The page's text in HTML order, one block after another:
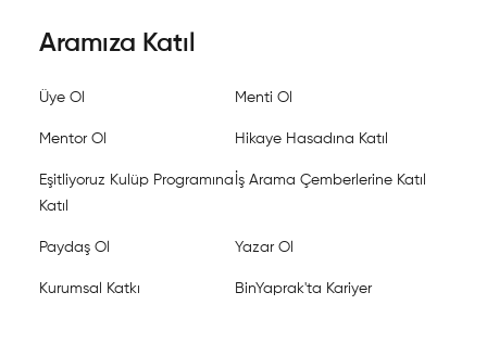
Aramıza Katıl
Üye Ol Menti Ol
Mentor Ol Hikaye Hasadına Katıl
Eşitliyoruz Kulüp Programına
Katıl
İş Arama Çemberlerine Katıl
Paydaş Ol Yazar Ol
Kurumsal Katkı BinYaprak'ta Kariyer